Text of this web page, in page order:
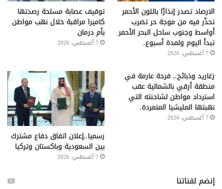
الارصاد تصدر إنذارًا باللون الأحمر
تحذّر فيه من موجة حر تضرب
أواسط وجنوب ساحل البحر الأحمر
تبدأ اليوم ولمدة أسبوع.
7 أغسطس، 2026
توقيف عصابة مسلحة رصدتها
كاميرا مراقبة خلال نهب مواطن
بأم درمان
7 أغسطس، 2026
زغاريد وذبائح.. فرحة عارمة في
منطقة أرقي بالشمالية عقب
استرداد مواطن لشاحنته التي
نهبتها المليشيا المتمردة.
7 أغسطس، 2026
رسميا..إعلان اتفاق دفاع مشترك
بين السعودية وباكستان وتركيا
7 أغسطس، 2026
إنضم لقناتنا